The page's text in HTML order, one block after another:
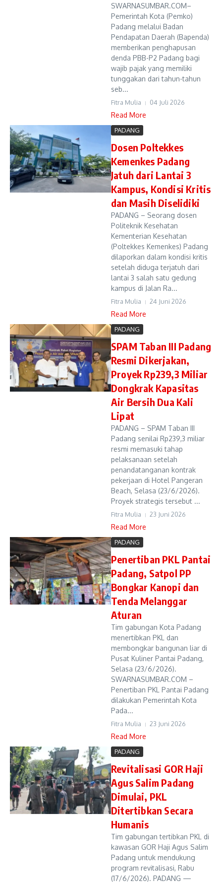
SWARNASUMBAR.COM–
Pemerintah Kota (Pemko)
Padang melalui Badan
Pendapatan Daerah (Bapenda)
memberikan penghapusan
denda PBB-P2 Padang bagi
wajib pajak yang memiliki
tunggakan dari tahun-tahun
seb...
Fitra Mulia 04 Juli 2026
Read More
PADANG
Dosen Poltekkes
Kemenkes Padang
Jatuh dari Lantai 3
Kampus, Kondisi Kritis
dan Masih Diselidiki
PADANG – Seorang dosen
Politeknik Kesehatan
Kementerian Kesehatan
(Poltekkes Kemenkes) Padang
dilaporkan dalam kondisi kritis
setelah diduga terjatuh dari
lantai 3 salah satu gedung
kampus di Jalan Ra...
Fitra Mulia 24 Juni 2026
Read More
PADANG
SPAM Taban III Padang
Resmi Dikerjakan,
Proyek Rp239,3 Miliar
Dongkrak Kapasitas
Air Bersih Dua Kali
Lipat
PADANG – SPAM Taban III
Padang senilai Rp239,3 miliar
resmi memasuki tahap
pelaksanaan setelah
penandatanganan kontrak
pekerjaan di Hotel Pangeran
Beach, Selasa (23/6/2026).
Proyek strategis tersebut ...
Fitra Mulia 23 Juni 2026
Read More
PADANG
Penertiban PKL Pantai
Padang, Satpol PP
Bongkar Kanopi dan
Tenda Melanggar
Aturan
Tim gabungan Kota Padang
menertibkan PKL dan
membongkar bangunan liar di
Pusat Kuliner Pantai Padang,
Selasa (23/6/2026).
SWARNASUMBAR.COM –
Penertiban PKL Pantai Padang
dilakukan Pemerintah Kota
Pada...
Fitra Mulia 23 Juni 2026
Read More
PADANG
Revitalisasi GOR Haji
Agus Salim Padang
Dimulai, PKL
Ditertibkan Secara
Humanis
Tim gabungan tertibkan PKL di
kawasan GOR Haji Agus Salim
Padang untuk mendukung
program revitalisasi, Rabu
(17/6/2026). PADANG —